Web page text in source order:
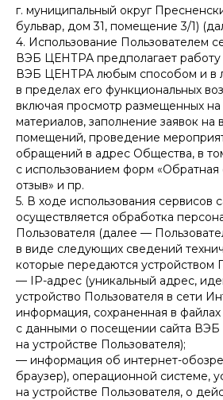
г. муниципальный округ
бульвар, дом 31, помещение 3/1)
4. Использование Пользователем
ВЭБ ЦЕНТРА предполагает работу
ВЭБ ЦЕНТРА любым способом и в
в пределах его функциональных
включая просмотр размещенных
материалов, заполнение заявок на
помещений, проведение
обращений в адрес Общества, в
с использованием форм «Обратная
отзыв» и пр.
5. В ходе использования
осуществляется обработка
Пользователя (далее —
в виде следующих сведений
которые передаются устройством
— IP-адрес (уникальный адрес,
устройство Пользователя в сети
информация, сохраненная в
с данными о посещении сайта
на устройстве Пользователя);
— информация об интернет-
браузер), операционной системе,
на устройстве Пользователя, о